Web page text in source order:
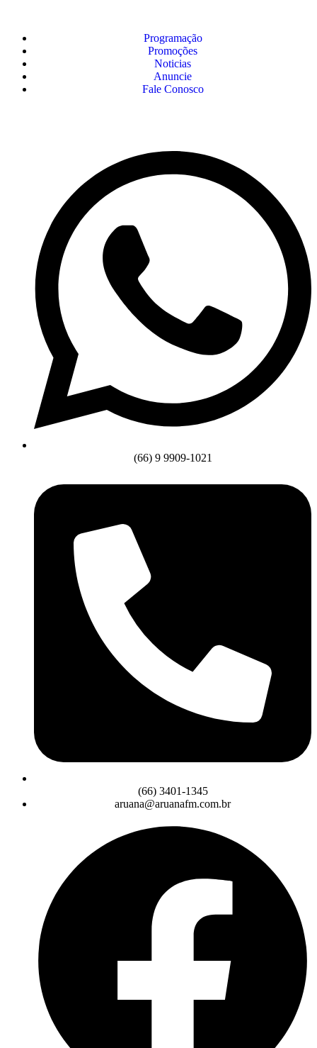
Programação
Promoções
Noticias
Anuncie
Fale Conosco
(66) 9 9909-1021
(66) 3401-1345
aruana@aruanafm.com.br